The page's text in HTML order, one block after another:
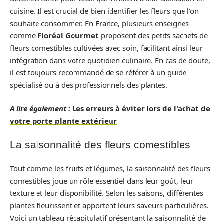
cuisine. Il est crucial de bien identifier les fleurs que l’on
souhaite consommer. En France, plusieurs enseignes
comme Floréal Gourmet proposent des petits sachets de
fleurs comestibles cultivées avec soin, facilitant ainsi leur
intégration dans votre quotidien culinaire. En cas de doute,
il est toujours recommandé de se référer à un guide
spécialisé ou à des professionnels des plantes.
A lire également : Les erreurs à éviter lors de l'achat de
votre porte plante extérieur
La saisonnalité des fleurs comestibles
Tout comme les fruits et légumes, la saisonnalité des fleurs
comestibles joue un rôle essentiel dans leur goût, leur
texture et leur disponibilité. Selon les saisons, différentes
plantes fleurissent et apportent leurs saveurs particulières.
Voici un tableau récapitulatif présentant la saisonnalité de